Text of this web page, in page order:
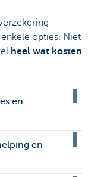
opties. Niet
heel wat kosten
en
en